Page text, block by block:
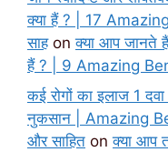
क्या हैं ? | 17
साहonक्या आप जानते
हैं ? | 9 Amazing
कई रोगों का इलाज 1
नुकसान | Amazing
और साहित onक्या आप